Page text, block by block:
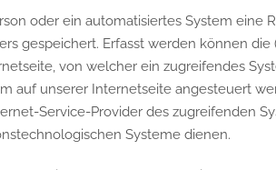
oder ein automatisiertes System eine
gespeichert. Erfasst werden können die
von welcher ein zugreifendes
auf unserer Internetseite angesteuert
Service-Provider des zugreifenden
Systeme dienen.